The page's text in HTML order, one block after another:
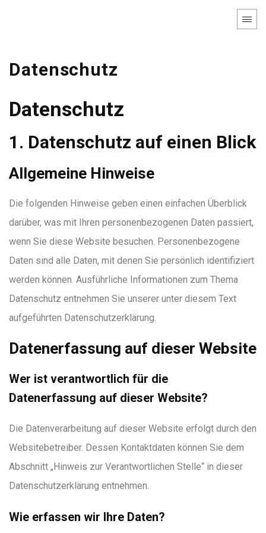
Datenschutz
Datenschutz
1. Datenschutz auf einen Blick
Allgemeine Hinweise
Die folgenden Hinweise geben einen einfachen Überblick
darüber, was mit Ihren personenbezogenen Daten passiert,
wenn Sie diese Website besuchen. Personenbezogene
Daten sind alle Daten, mit denen Sie persönlich identifiziert
werden können. Ausführliche Informationen zum Thema
Datenschutz entnehmen Sie unserer unter diesem Text
aufgeführten Datenschutzerklärung.
Datenerfassung auf dieser Website
Wer ist verantwortlich für die
Datenerfassung auf dieser Website?
Die Datenverarbeitung auf dieser Website erfolgt durch den
Websitebetreiber. Dessen Kontaktdaten können Sie dem
Abschnitt „Hinweis zur Verantwortlichen Stelle“ in dieser
Datenschutzerklärung entnehmen.
Wie erfassen wir Ihre Daten?